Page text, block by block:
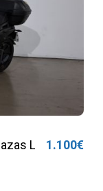
Lilia LVSH
1.100€